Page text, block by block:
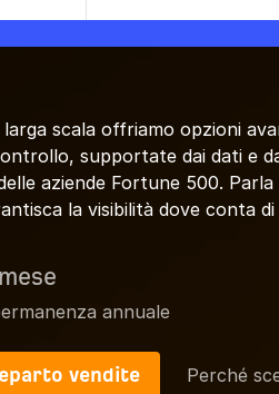
scala offriamo opzioni
supportate dai dati e
aziende Fortune 500.
la visibilità dove conta di
annuale
vendite Perché